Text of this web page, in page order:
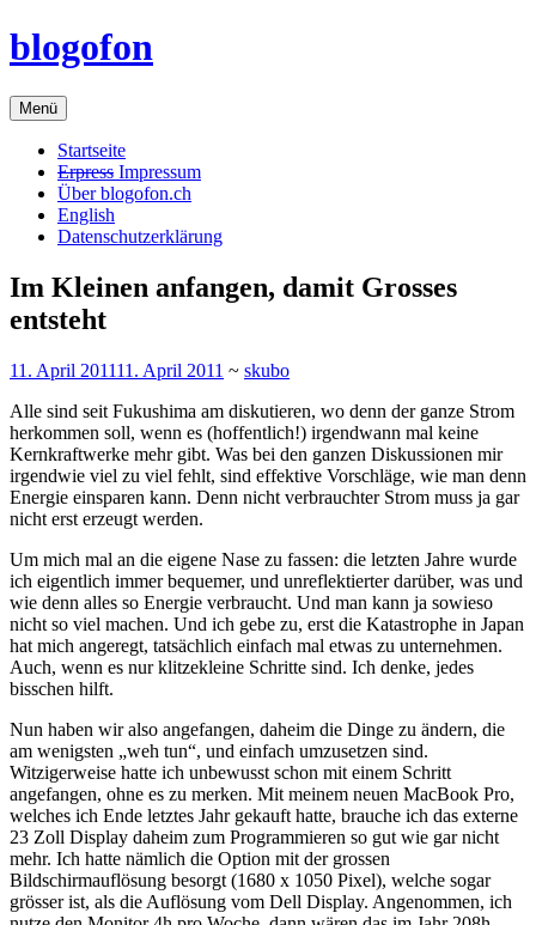
Zum
Inhalt
blogofon
Menü
Startseite
Erpress Impressum
Über blogofon.ch
English
Datenschutzerklärung
Im Kleinen anfangen, damit Grosses
entsteht
11. April 201111. April 2011 ~ skubo
Alle sind seit Fukushima am diskutieren, wo denn der ganze Strom
herkommen soll, wenn es (hoffentlich!) irgendwann mal keine
Kernkraftwerke mehr gibt. Was bei den ganzen Diskussionen mir
irgendwie viel zu viel fehlt, sind effektive Vorschläge, wie man denn
Energie einsparen kann. Denn nicht verbrauchter Strom muss ja gar
nicht erst erzeugt werden.
Um mich mal an die eigene Nase zu fassen: die letzten Jahre wurde
ich eigentlich immer bequemer, und unreflektierter darüber, was und
wie denn alles so Energie verbraucht. Und man kann ja sowieso
nicht so viel machen. Und ich gebe zu, erst die Katastrophe in Japan
hat mich angeregt, tatsächlich einfach mal etwas zu unternehmen.
Auch, wenn es nur klitzekleine Schritte sind. Ich denke, jedes
bisschen hilft.
Nun haben wir also angefangen, daheim die Dinge zu ändern, die
am wenigsten „weh tun“, und einfach umzusetzen sind.
Witzigerweise hatte ich unbewusst schon mit einem Schritt
angefangen, ohne es zu merken. Mit meinem neuen MacBook Pro,
welches ich Ende letztes Jahr gekauft hatte, brauche ich das externe
23 Zoll Display daheim zum Programmieren so gut wie gar nicht
mehr. Ich hatte nämlich die Option mit der grossen
Bildschirmauflösung besorgt (1680 x 1050 Pixel), welche sogar
grösser ist, als die Auflösung vom Dell Display. Angenommen, ich